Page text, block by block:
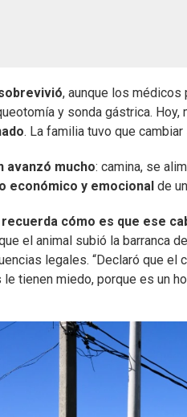
, aunque los médicos
y sonda gástrica.
. La familia tuvo que
avanzó mucho: camina, se
económico y emocional de
recuerda cómo es que ese
el animal subió la barranca
legales. “Declaró que el
tienen miedo, porque es un